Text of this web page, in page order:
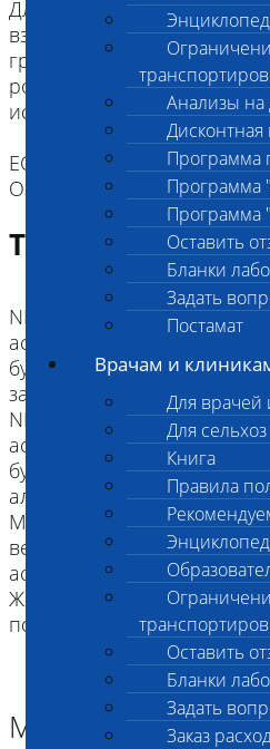
Анализы на
Программа
Программа
Программа
Оставить
Бланки
Задать
Постамат
Врачам и
Для врачей
Для
Книга
Правила
Оставить
Бланки
Задать
Заказ
Для щенков и котят как
взятия биоматериала
грудным молоком.
ротовую полость водой
использовать шприц).
ЕСЛИ ВЫ ДОСТАВЛЯЕТЕ
ОЗНАКОМТЕСЬ С
Требование к
NN Не несет аллель
ассоциированное с
будет развиваться.
заболевания потомству.
NM Носитель аллеля
ассоциированное с
будет развиваться.
аллель заболевания
MM Две копии аллеля
вероятность развития
ассоциированного с
Животное передаст
Материал